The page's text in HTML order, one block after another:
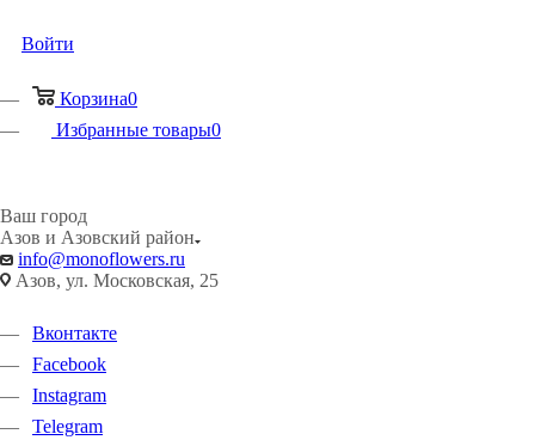
Войти
Корзина0
Избранные товары0
Ваш город
Азов и Азовский район
info@monoflowers.ru
Азов, ул. Московская, 25
Вконтакте
Facebook
Instagram
Telegram